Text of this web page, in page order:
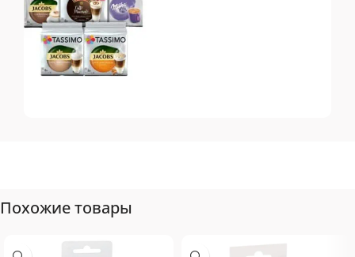
Похожие товары